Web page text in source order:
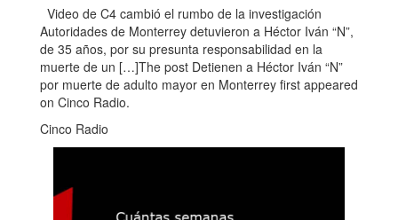
Video de C4 cambió el rumbo de la investigación
Autoridades de Monterrey detuvieron a Héctor Iván “N”,
de 35 años, por su presunta responsabilidad en la
muerte de un […]The post Detienen a Héctor Iván “N”
por muerte de adulto mayor en Monterrey first appeared
on Cinco Radio.
Cinco Radio